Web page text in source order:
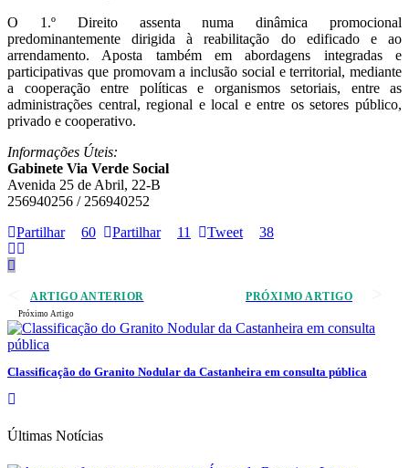
O 1.º Direito assenta numa dinâmica promocional
predominantemente dirigida à reabilitação do edificado e ao
arrendamento. Aposta também em abordagens integradas e
participativas que promovam a inclusão social e territorial, mediante
a cooperação entre políticas e organismos setoriais, entre as
administrações central, regional e local e entre os setores público,
privado e cooperativo.
Informações Úteis:
Gabinete Via Verde Social
Avenida 25 de Abril, 22-B
256940256 / 256940252
Partilhar
60 Partilhar 11 Tweet 38
ARTIGO ANTERIOR PRÓXIMO ARTIGO
Próximo Artigo
Classificação do Granito Nodular da Castanheira em consulta pública
Últimas Notícias